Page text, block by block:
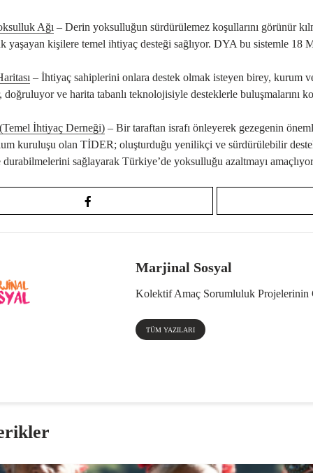
Ağı – Derin yoksulluğun sürdürülemez koşullarını görünür
yaşayan kişilere temel ihtiyaç desteği sağlıyor. DYA bu sistemle 18
– İhtiyaç sahiplerini onlara destek olmak isteyen birey, kurum
doğruluyor ve harita tabanlı teknolojisiyle desteklerle buluşmalarını
İhtiyaç Derneği) – Bir taraftan israfı önleyerek gezegenin
kuruluşu olan TİDER; oluşturduğu yenilikçi ve sürdürülebilir destek
durabilmelerini sağlayarak Türkiye’de yoksulluğu azaltmayı
Marjinal Sosyal
Kolektif Amaç Sorumluluk Projelerinin
TÜM YAZILARI